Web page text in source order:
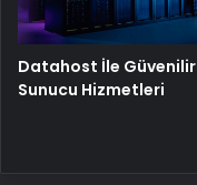
Datahost İle Güvenilir
Sunucu Hizmetleri